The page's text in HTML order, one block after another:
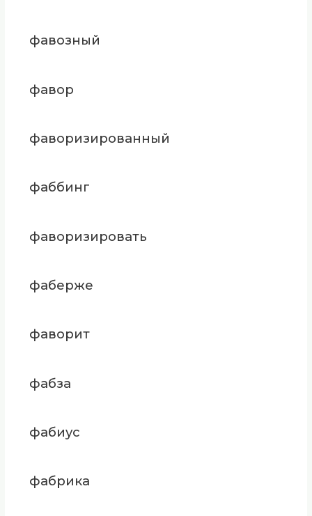
фавозный
фавор
фаворизированный
фаббинг
фаворизировать
фаберже
фаворит
фабза
фабиус
фабрика